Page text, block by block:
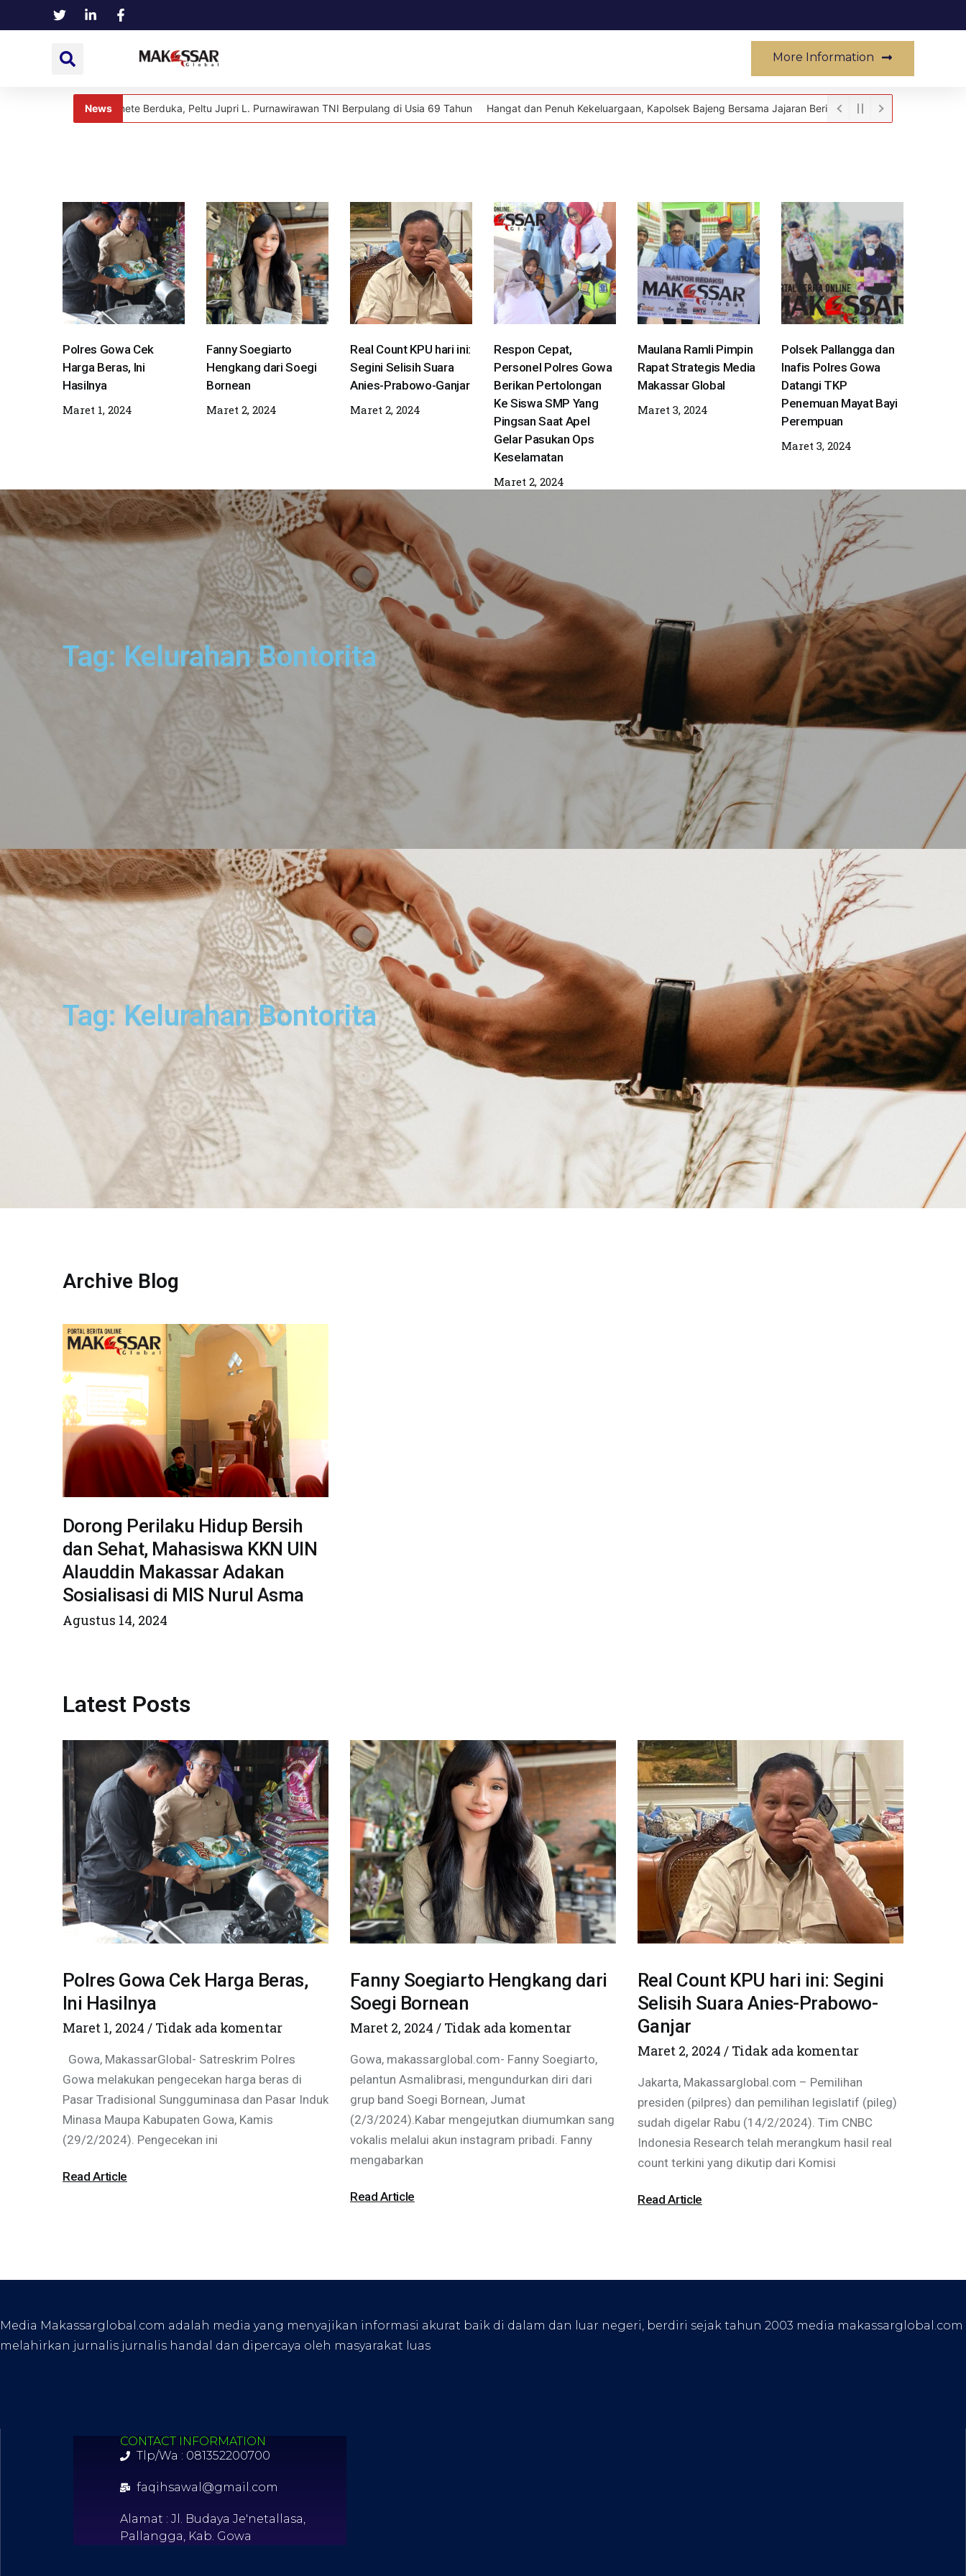
More Information
News
Dusun Tanete Berduka, Peltu Jupri L. Purnawirawan TNI Berpulang di Usia 69 Tahun Hangat dan Penuh Kekeluargaan, Kapolsek Bajeng Bersama Jajaran Beri Kejutan Ulang Tahun untuk Aipda Rudy S.
Polres Gowa Cek
Harga Beras, Ini
Hasilnya
Maret 1, 2024
Fanny Soegiarto
Hengkang dari Soegi
Bornean
Maret 2, 2024
Real Count KPU hari ini:
Segini Selisih Suara
Anies-Prabowo-Ganjar
Maret 2, 2024
Respon Cepat,
Personel Polres Gowa
Berikan Pertolongan
Ke Siswa SMP Yang
Pingsan Saat Apel
Gelar Pasukan Ops
Keselamatan
Maret 2, 2024
Maulana Ramli Pimpin
Rapat Strategis Media
Makassar Global
Maret 3, 2024
Polsek Pallangga dan
Inafis Polres Gowa
Datangi TKP
Penemuan Mayat Bayi
Perempuan
Maret 3, 2024
Tag: Kelurahan Bontorita
Tag: Kelurahan Bontorita
Archive Blog
Dorong Perilaku Hidup Bersih
dan Sehat, Mahasiswa KKN UIN
Alauddin Makassar Adakan
Sosialisasi di MIS Nurul Asma
Agustus 14, 2024
Latest Posts
Polres Gowa Cek Harga Beras,
Ini Hasilnya
Maret 1, 2024 Tidak ada komentar
Gowa, MakassarGlobal- Satreskrim Polres
Gowa melakukan pengecekan harga beras di
Pasar Tradisional Sungguminasa dan Pasar Induk
Minasa Maupa Kabupaten Gowa, Kamis
(29/2/2024). Pengecekan ini
Read Article
Fanny Soegiarto Hengkang dari
Soegi Bornean
Maret 2, 2024 Tidak ada komentar
Gowa, makassarglobal.com- Fanny Soegiarto,
pelantun Asmalibrasi, mengundurkan diri dari
grup band Soegi Bornean, Jumat
(2/3/2024).Kabar mengejutkan diumumkan sang
vokalis melalui akun instagram pribadi. Fanny
mengabarkan
Read Article
Real Count KPU hari ini: Segini
Selisih Suara Anies-Prabowo-
Ganjar
Maret 2, 2024 Tidak ada komentar
Jakarta, Makassarglobal.com – Pemilihan
presiden (pilpres) dan pemilihan legislatif (pileg)
sudah digelar Rabu (14/2/2024). Tim CNBC
Indonesia Research telah merangkum hasil real
count terkini yang dikutip dari Komisi
Read Article
Media Makassarglobal.com adalah media yang menyajikan informasi akurat baik di dalam dan luar negeri, berdiri sejak tahun 2003 media makassarglobal.com
melahirkan jurnalis jurnalis handal dan dipercaya oleh masyarakat luas
CONTACT INFORMATION
Tlp/Wa : 081352200700
faqihsawal@gmail.com
Alamat : Jl. Budaya Je'netallasa,
Pallangga, Kab. Gowa